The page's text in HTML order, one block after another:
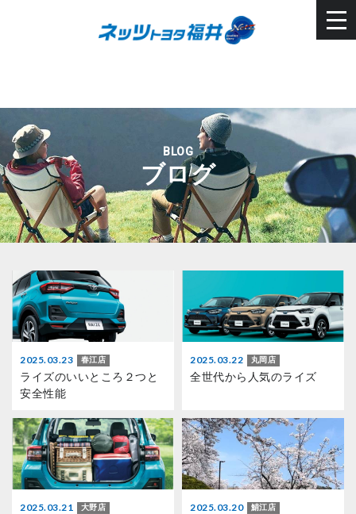
BLOG
ブログ
2025.03.23 春江店
ライズのいいところ２つと
安全性能
2025.03.22 丸岡店
全世代から人気のライズ
2025.03.21 大野店 2025.03.20 鯖江店